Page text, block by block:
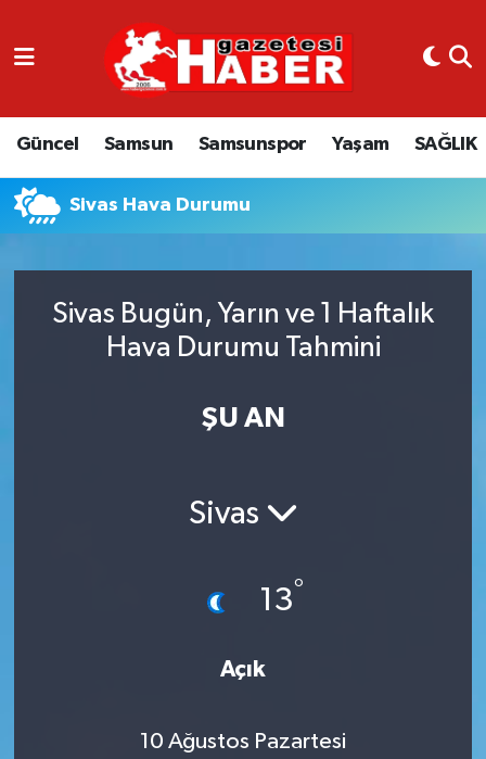
Güncel Samsun Samsunspor Yaşam SAĞLIK
Sivas Hava Durumu
Sivas Bugün, Yarın ve 1 Haftalık
Hava Durumu Tahmini
ŞU AN
Sivas
13°
Açık
10 Ağustos Pazartesi
GÜNCEL
SAMSUN
YAŞAM